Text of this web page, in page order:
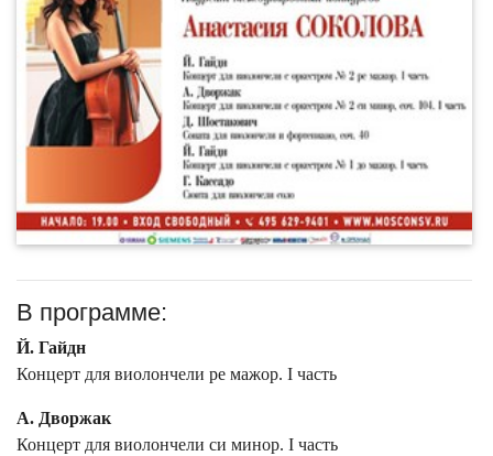
В программе:
Й. Гайдн
Концерт для виолончели ре мажор. I часть
А. Дворжак
Концерт для виолончели си минор. I часть